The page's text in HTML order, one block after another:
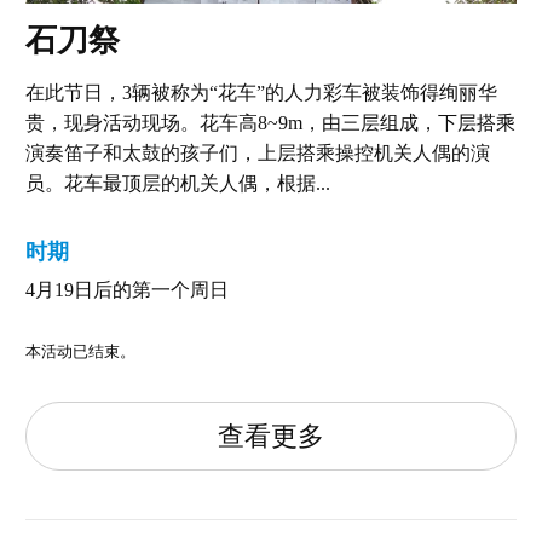
石刀祭
在此节日，3辆被称为“花车”的人力彩车被装饰得绚丽华
贵，现身活动现场。花车高8~9m，由三层组成，下层搭乘
演奏笛子和太鼓的孩子们，上层搭乘操控机关人偶的演
员。花车最顶层的机关人偶，根据...
时期
4月19日后的第一个周日
本活动已结束。
查看更多